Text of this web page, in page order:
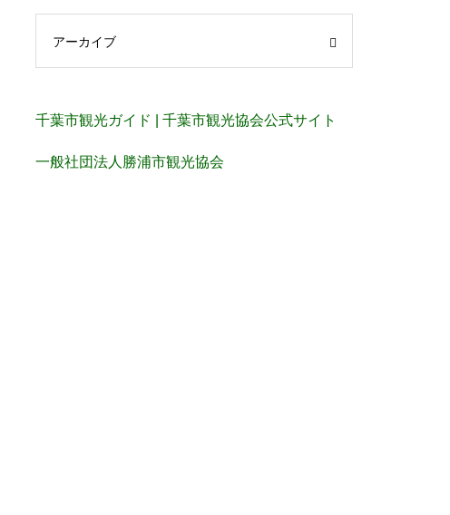
アーカイブ
千葉市観光ガイド | 千葉市観光協会公式サイト
一般社団法人勝浦市観光協会